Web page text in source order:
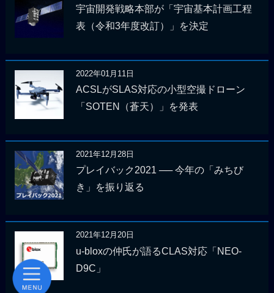
宇宙開発戦略本部が「宇宙基本計画工程
表（令和3年度改訂）」を決定
2022年01月11日
ACSLがSLAS対応の小型空撮ドローン
「SOTEN（蒼天）」を発表
2021年12月28日
プレイバック2021 ── 今年の「みちび
き」を振り返る
2021年12月20日
u-bloxの仲氏が語るCLAS対応「NEO-
D9C」